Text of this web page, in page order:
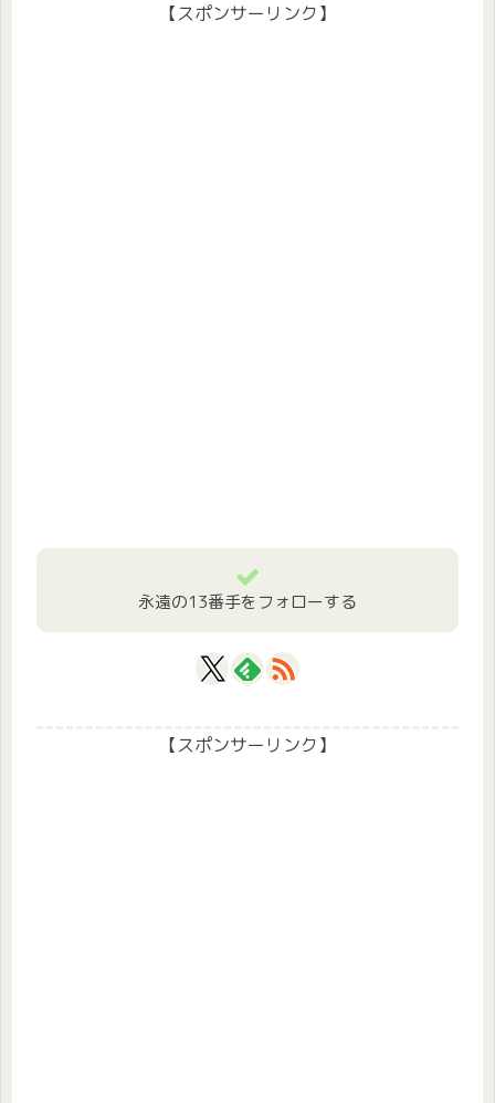
【スポンサーリンク】
永遠の13番手をフォローする
【スポンサーリンク】